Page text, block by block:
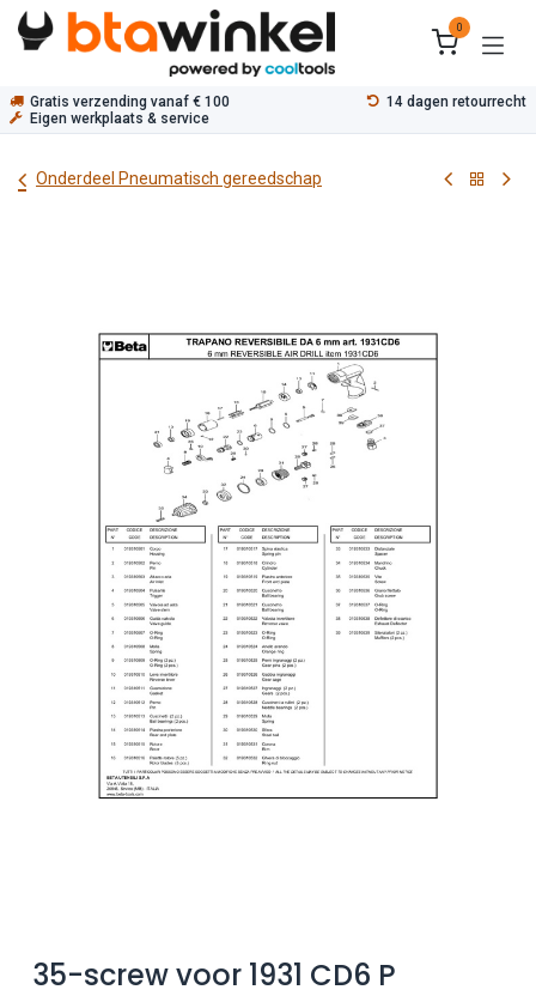
Overslaan naar inhoud
0
Gratis verzending vanaf € 100
14 dagen retourrecht
Eigen werkplaats & service
Onderdeel Pneumatisch gereedschap
35-screw voor 1931 CD6 P